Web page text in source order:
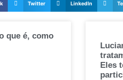
Twitter LinkedIn
que é, como
Eles